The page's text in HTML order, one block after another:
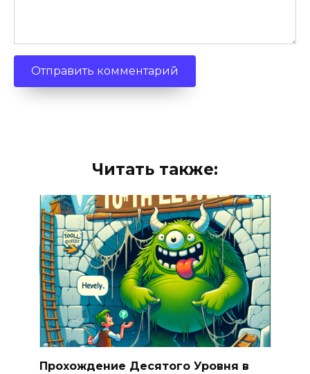
Читать также:
Прохождение Десятого Уровня в